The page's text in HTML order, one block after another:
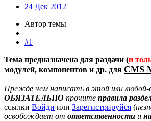
24 Дек 2012
Автор темы
#1
Тема предназначена для раздачи (и
модулей, компонентов и др. для CMS
Прежде чем написать в этой или любой-
ОБЯЗАТЕЛЬНО прочите правила
ссылки Войди или Зарегистрируйся (
освобождает от ответственности и